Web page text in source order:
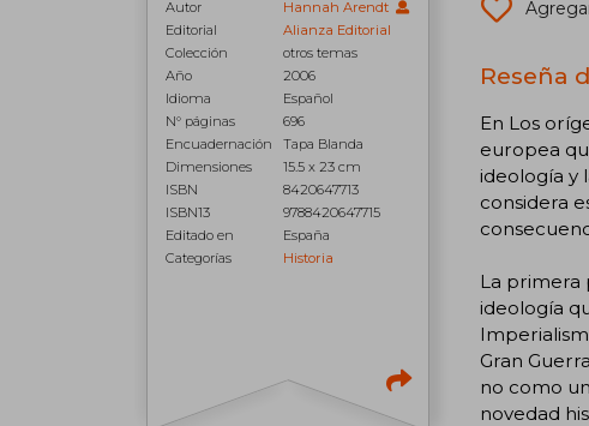
Autor
Hannah Arendt
Editorial
Alianza Editorial
Colección
otros temas
Año
2006
Idioma
Español
N° páginas
696
Encuadernación
Tapa Blanda
Dimensiones
15.5 x 23 cm
ISBN
8420647713
ISBN13
9788420647715
Editado en
España
Categorías
Historia
Reseña
En Los
europea
ideología y
considera
La primera
ideología
Gran
no como
novedad